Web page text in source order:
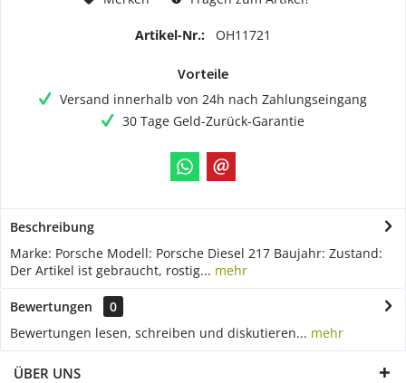
Artikel-Nr.: OH11721
Vorteile
Versand innerhalb von 24h nach Zahlungseingang
30 Tage Geld-Zurück-Garantie
Beschreibung
Marke: Porsche Modell: Porsche Diesel 217 Baujahr: Zustand:
Der Artikel ist gebraucht, rostig... mehr
Bewertungen
0
Bewertungen lesen, schreiben und diskutieren... mehr
ÜBER UNS